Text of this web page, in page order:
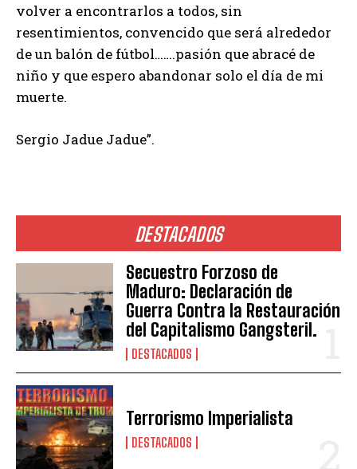
DESTACADOS
Secuestro Forzoso de
Maduro: Declaración de
Guerra Contra la Restauración
del Capitalismo Gangsteril.
DESTACADOS
Terrorismo Imperialista
DESTACADOS
volver a encontrarlos a todos, sin
resentimientos, convencido que será alrededor
de un balón de fútbol…….pasión que abracé de
niño y que espero abandonar solo el día de mi
muerte.
Sergio Jadue Jadue”.